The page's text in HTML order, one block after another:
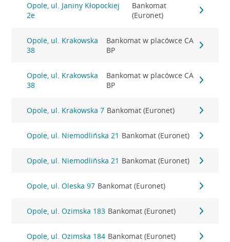
Opole, ul. Janiny Kłopockiej
2e
Bankomat
(Euronet)
Opole, ul. Krakowska
38
Bankomat w placówce CA
BP
Opole, ul. Krakowska
38
Bankomat w placówce CA
BP
Opole, ul. Krakowska 7 Bankomat (Euronet)
Opole, ul. Niemodlińska 21 Bankomat (Euronet)
Opole, ul. Niemodlińska 21 Bankomat (Euronet)
Opole, ul. Oleska 97 Bankomat (Euronet)
Opole, ul. Ozimska 183 Bankomat (Euronet)
Opole, ul. Ozimska 184 Bankomat (Euronet)